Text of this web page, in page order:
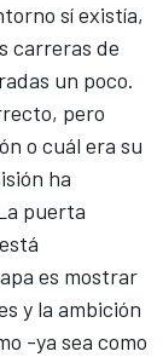
sí existía,
carreras de
un poco.
pero
o cuál era su
ha
puerta
es mostrar
y la ambición
-ya sea como